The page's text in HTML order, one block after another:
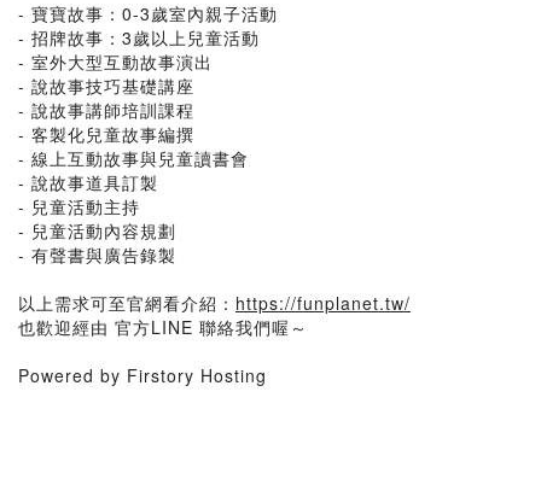
- 寶寶故事：0-3歲室內親子活動
- 招牌故事：3歲以上兒童活動
- 室外大型互動故事演出
- 說故事技巧基礎講座
- 說故事講師培訓課程
- 客製化兒童故事編撰
- 線上互動故事與兒童讀書會
- 說故事道具訂製
- 兒童活動主持
- 兒童活動內容規劃
- 有聲書與廣告錄製
以上需求可至官網看介紹： https://funplanet.tw/
也歡迎經由 官方LINE 聯絡我們喔～
Powered by Firstory Hosting